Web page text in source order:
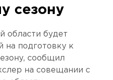
сезону
области будет
на подготовку к
сообщил
на совещании с